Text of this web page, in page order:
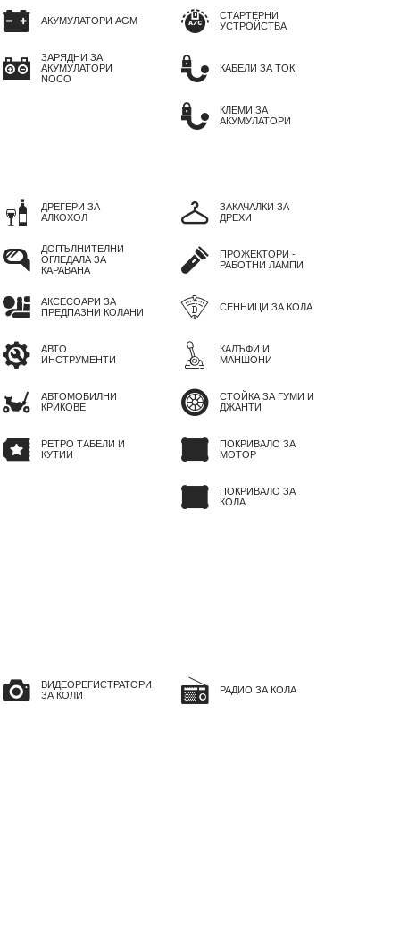
АКУМУЛАТОРИ AGM
ЗАРЯДНИ ЗА
АКУМУЛАТОРИ
NOCO
СТАРТЕРНИ
УСТРОЙСТВА
КАБЕЛИ ЗА ТОК
КЛЕМИ ЗА
АКУМУЛАТОРИ
ДРЕГЕРИ ЗА
АЛКОХОЛ
ДОПЪЛНИТЕЛНИ
ОГЛЕДАЛА ЗА
КАРАВАНА
АКСЕСОАРИ ЗА
ПРЕДПАЗНИ КОЛАНИ
АВТО
ИНСТРУМЕНТИ
АВТОМОБИЛНИ
КРИКОВЕ
РЕТРО ТАБЕЛИ И
КУТИИ
ЗАКАЧАЛКИ ЗА
ДРЕХИ
ПРОЖЕКТОРИ -
РАБОТНИ ЛАМПИ
СЕННИЦИ ЗА КОЛА
КАЛЪФИ И
МАНШОНИ
СТОЙКА ЗА ГУМИ И
ДЖАНТИ
ПОКРИВАЛО ЗА
МОТОР
ПОКРИВАЛО ЗА
КОЛА
ВИДЕОРЕГИСТРАТОРИ
ЗА КОЛИ
РАДИО ЗА КОЛА